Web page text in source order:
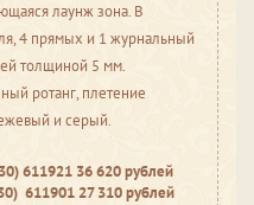
лаунж зона. В
4 прямых и 1 журнальный
толщиной 5 мм.
ротанг, плетение
и серый.
611921 36 620 рублей
611901 27 310 рублей